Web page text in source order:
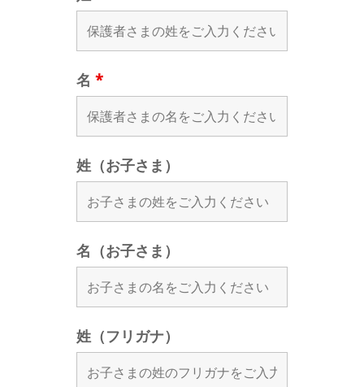
名 *
姓（お子さま）
名（お子さま）
姓（フリガナ）